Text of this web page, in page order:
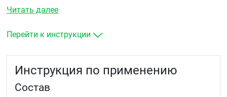
Читать далее
Перейти к инструкции
Инструкция по применению
Состав